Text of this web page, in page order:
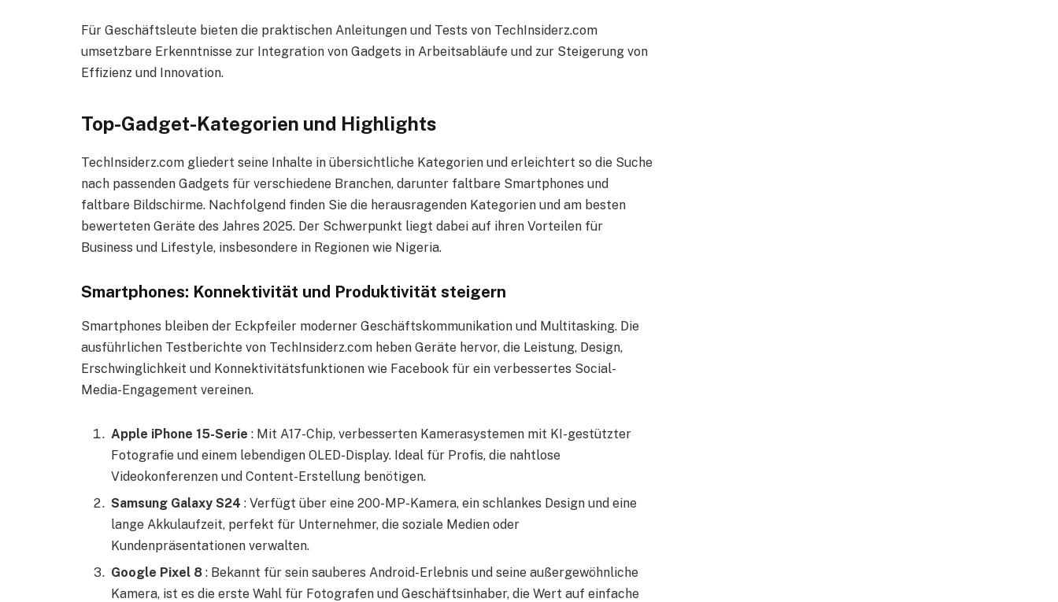
Für Geschäftsleute bieten die praktischen Anleitungen und Tests von TechInsiderz.com
umsetzbare Erkenntnisse zur Integration von Gadgets in Arbeitsabläufe und zur Steigerung von
Effizienz und Innovation.
Top-Gadget-Kategorien und Highlights
TechInsiderz.com gliedert seine Inhalte in übersichtliche Kategorien und erleichtert so die Suche
nach passenden Gadgets für verschiedene Branchen, darunter faltbare Smartphones und
faltbare Bildschirme. Nachfolgend finden Sie die herausragenden Kategorien und am besten
bewerteten Geräte des Jahres 2025. Der Schwerpunkt liegt dabei auf ihren Vorteilen für
Business und Lifestyle, insbesondere in Regionen wie Nigeria.
Smartphones: Konnektivität und Produktivität steigern
Smartphones bleiben der Eckpfeiler moderner Geschäftskommunikation und Multitasking. Die
ausführlichen Testberichte von TechInsiderz.com heben Geräte hervor, die Leistung, Design,
Erschwinglichkeit und Konnektivitätsfunktionen wie Facebook für ein verbessertes Social-
Media-Engagement vereinen.
Apple iPhone 15-Serie : Mit A17-Chip, verbesserten Kamerasystemen mit KI-gestützter
Fotografie und einem lebendigen OLED-Display. Ideal für Profis, die nahtlose
Videokonferenzen und Content-Erstellung benötigen.
Samsung Galaxy S24 : Verfügt über eine 200-MP-Kamera, ein schlankes Design und eine
lange Akkulaufzeit, perfekt für Unternehmer, die soziale Medien oder
Kundenpräsentationen verwalten.
Google Pixel 8 : Bekannt für sein sauberes Android-Erlebnis und seine außergewöhnliche
Kamera, ist es die erste Wahl für Fotografen und Geschäftsinhaber, die Wert auf einfache